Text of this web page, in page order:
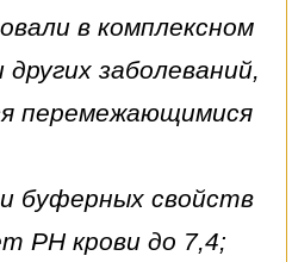
в комплексном
заболеваний,
перемежающимися
буферных свойств
РН крови до 7,4;